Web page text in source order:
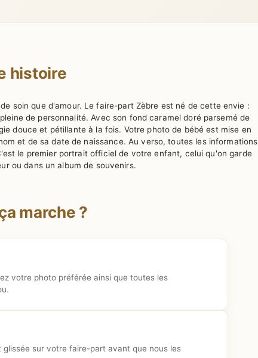
histoire
soin que d'amour. Le faire-part Zèbre est né de cette envie :
de personnalité. Avec son fond caramel doré parsemé de
douce et pétillante à la fois. Votre photo de bébé est mise en
et de sa date de naissance. Au verso, toutes les informations
le premier portrait officiel de votre enfant, celui qu'on garde
ou dans un album de souvenirs.
marche ?
votre photo préférée ainsi que toutes les
sur votre faire-part avant que nous les